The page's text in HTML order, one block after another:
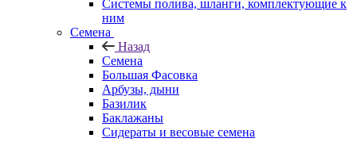
Системы полива, шланги, комплектующие к
ним
Семена
Назад
Семена
Большая Фасовка
Арбузы, дыни
Базилик
Баклажаны
Сидераты и весовые семена